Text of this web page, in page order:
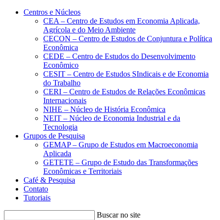
Conteúdo principal Menu principal
Centros e Núcleos
CEA – Centro de Estudos em Economia Aplicada,
Agrícola e do Meio Ambiente
CECON – Centro de Estudos de Conjuntura e Política
Econômica
CEDE – Centro de Estudos do Desenvolvimento
Econômico
CESIT – Centro de Estudos SIndicais e de Economia
do Trabalho
CERI – Centro de Estudos de Relações Econômicas
Internacionais
NIHE – Núcleo de História Econômica
NEIT – Núcleo de Economia Industrial e da
Tecnologia
Grupos de Pesquisa
GEMAP – Grupo de Estudos em Macroeconomia
Aplicada
GETETE – Grupo de Estudo das Transformações
Econômicas e Territoriais
Café & Pesquisa
Contato
Tutoriais
Buscar no site